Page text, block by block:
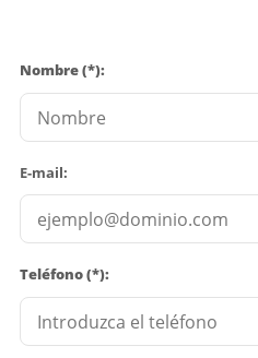
Nombre (*):
E-mail:
Teléfono (*):